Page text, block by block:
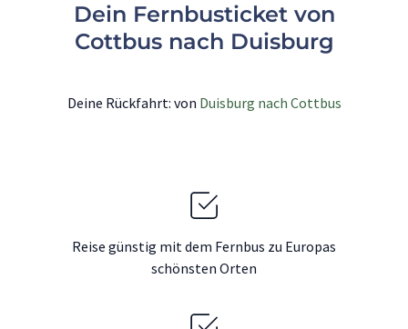
Dein Fernbusticket von
Cottbus nach Duisburg
Deine Rückfahrt: von Duisburg nach Cottbus
Reise günstig mit dem Fernbus zu Europas
schönsten Orten